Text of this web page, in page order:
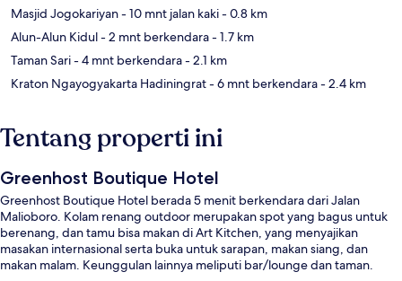
Masjid Jogokariyan- 10 mnt jalan kaki- 0.8 km
Alun-Alun Kidul- 2 mnt berkendara- 1.7 km
Taman Sari- 4 mnt berkendara- 2.1 km
Kraton Ngayogyakarta Hadiningrat- 6 mnt berkendara- 2.4 km
Tentang properti ini
Greenhost Boutique Hotel
Greenhost Boutique Hotel berada 5 menit berkendara dari Jalan
Malioboro. Kolam renang outdoor merupakan spot yang bagus untuk
berenang, dan tamu bisa makan di Art Kitchen, yang menyajikan
masakan internasional serta buka untuk sarapan, makan siang, dan
makan malam. Keunggulan lainnya meliputi bar/lounge dan taman.